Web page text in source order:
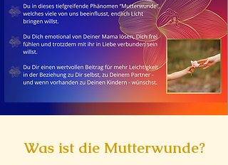
Was ist die Mutterwunde?